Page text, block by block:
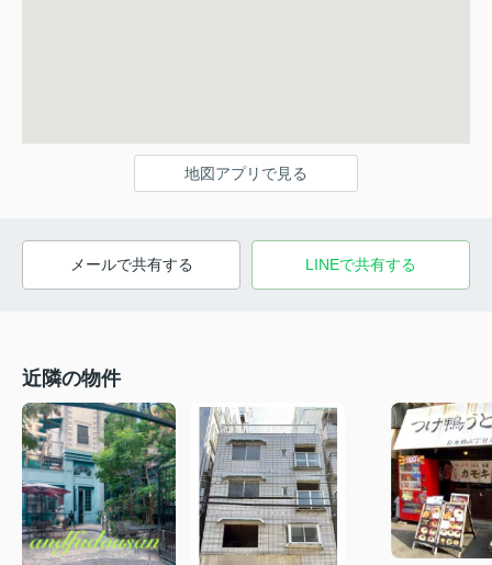
地図アプリで見る
メールで共有する LINEで共有する
近隣の物件